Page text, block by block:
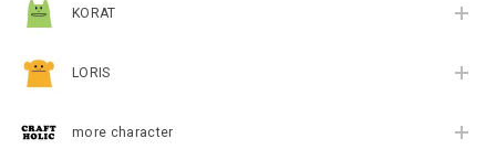
KORAT
LORIS
more character